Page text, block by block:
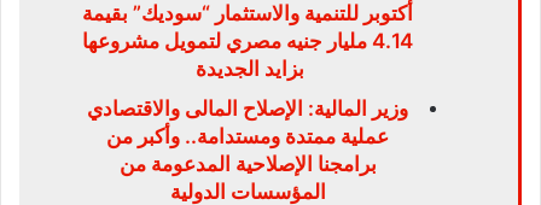
أكتوبر للتنمية والاستثمار “سوديك” بقيمة
4.14 مليار جنيه مصري لتمويل مشروعها
بزايد الجديدة
وزير المالية: الإصلاح المالى والاقتصادي
عملية ممتدة ومستدامة.. وأكبر من
برامجنا الإصلاحية المدعومة من
المؤسسات الدولية